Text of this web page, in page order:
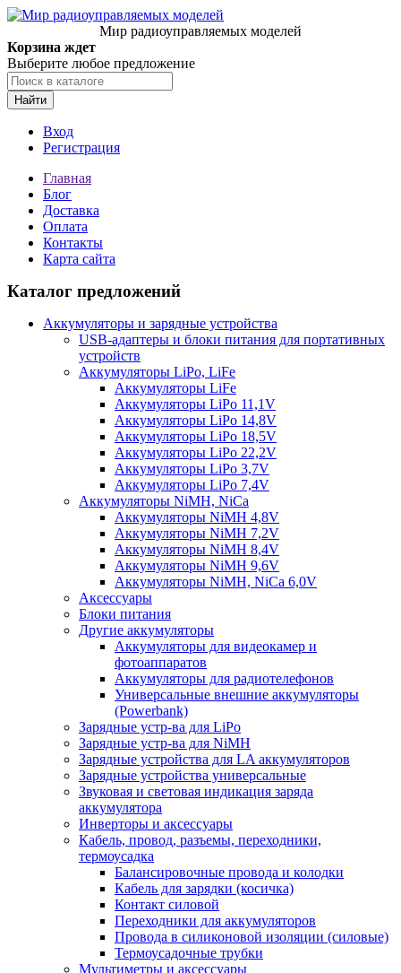
Мир радиоуправляемых моделей
Корзина ждет
Выберите любое предложение
Найти
Вход
Регистрация
Главная
Блог
Доставка
Оплата
Контакты
Карта сайта
Каталог предложений
Аккумуляторы и зарядные устройства
USB-адаптеры и блоки питания для портативных
устройств
Аккумуляторы LiPo, LiFe
Аккумуляторы LiFe
Аккумуляторы LiPo 11,1V
Аккумуляторы LiPo 14,8V
Аккумуляторы LiPo 18,5V
Аккумуляторы LiPo 22,2V
Аккумуляторы LiPo 3,7V
Аккумуляторы LiPo 7,4V
Аккумуляторы NiMH, NiCa
Аккумуляторы NiMH 4,8V
Аккумуляторы NiMH 7,2V
Аккумуляторы NiMH 8,4V
Аккумуляторы NiMH 9,6V
Аккумуляторы NiMH, NiCa 6,0V
Аксессуары
Блоки питания
Другие аккумуляторы
Аккумуляторы для видеокамер и
фотоаппаратов
Аккумуляторы для радиотелефонов
Универсальные внешние аккумуляторы
(Powerbank)
Зарядные устр-ва для LiPo
Зарядные устр-ва для NiMH
Зарядные устройства для LA аккумуляторов
Зарядные устройства универсальные
Звуковая и световая индикация заряда
аккумулятора
Инверторы и аксессуары
Кабель, провод, разъемы, переходники,
термоусадка
Балансировочные провода и колодки
Кабель для зарядки (косичка)
Контакт силовой
Переходники для аккумуляторов
Провода в силиконовой изоляции (силовые)
Термоусадочные трубки
Мультиметры и аксессуары